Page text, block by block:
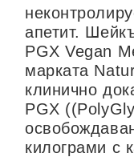
апетит.
PGX Vegan
марката
клинично
PGX
килограми с